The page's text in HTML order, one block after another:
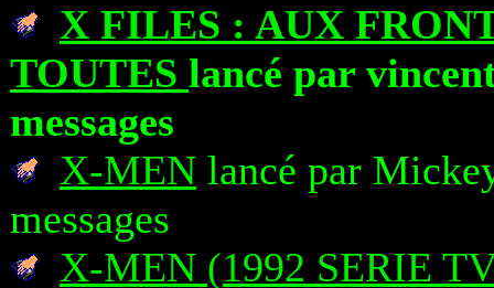
X FILES : AUX
TOUTES lancé par
messages
X-MEN lancé par
messages
X-MEN (1992 SERIE